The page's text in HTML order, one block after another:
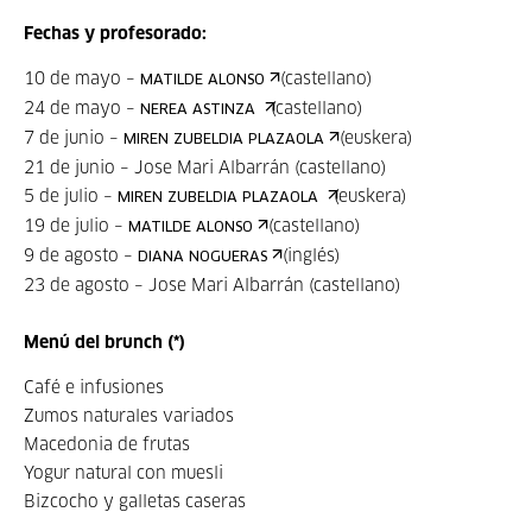
Fechas y profesorado:
10 de mayo – MATILDE ALONSO
(castellano)
24 de mayo – NEREA ASTINZA
(castellano)
7 de junio – MIREN ZUBELDIA PLAZAOLA
(euskera)
21 de junio – Jose Mari Albarrán (castellano)
5 de julio – MIREN ZUBELDIA PLAZAOLA
(euskera)
19 de julio – MATILDE ALONSO
(castellano)
9 de agosto – DIANA NOGUERAS
(inglés)
23 de agosto – Jose Mari Albarrán (castellano)
Menú del brunch (*)
Café e infusiones
Zumos naturales variados
Macedonia de frutas
Yogur natural con muesli
Bizcocho y galletas caseras